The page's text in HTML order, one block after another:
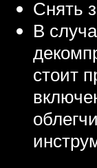
Снять
В
стоит